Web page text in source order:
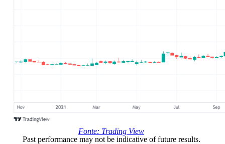
Fonte: Trading View
Past performance may not be indicative of future results.